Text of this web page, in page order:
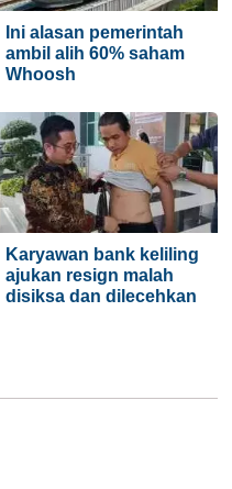
Ini alasan pemerintah
ambil alih 60% saham
Whoosh
Karyawan bank keliling
ajukan resign malah
disiksa dan dilecehkan